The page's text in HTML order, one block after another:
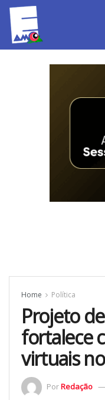
Home Política
Projeto
fortalece
virtuais
PorRedação